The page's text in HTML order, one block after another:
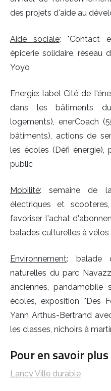
des projets d'aide au
Aide sociale: "Contact
épicerie solidaire, réseau
Yoyo
Energie: label Cité de
dans les bâtiments
logements), enerCoach
bâtiments), actions de
les écoles (Défi énergie),
public
Mobilité: semaine de
électriques et
favoriser l'achat
balades culturelles à vélos
Environnement: balade
naturelles du parc
anciennes,
écoles, exposition "Des
Yann Arthus-Bertrand
les classes, nichoirs à
Pour en savoir plus
Lancy Ville durable